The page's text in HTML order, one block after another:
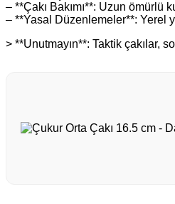
– **Çakı Bakımı**: Uzun ömürlü
– **Yasal Düzenlemeler**: Yerel
> **Unutmayın**: Taktik çakılar,